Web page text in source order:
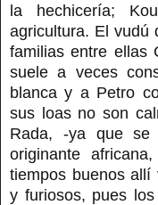
la hechicería;
agricultura. El vudú
familias entre ellas
suele a veces
blanca y a Petro
sus loas no son
Rada, -ya que se
originante
tiempos buenos allí
y furiosos, pues